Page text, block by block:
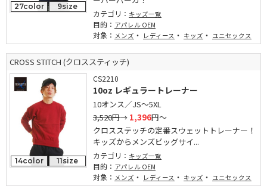
27color 9size
カテゴリ： キッズ一覧
目的： アパレル OEM
対象： メンズ ・ レディース ・ キッズ ・ ユニセックス
CROSS STITCH (クロススティッチ)
14color 11size
CS2210
10oz レギュラートレーナー
10オンス／JS～5XL
3,520円→ 1,396円～
クロスステッチの定番スウェットトレーナー！
キッズからメンズビッグサイ...
カテゴリ： キッズ一覧
目的： アパレル OEM
対象： メンズ ・ レディース ・ キッズ ・ ユニセックス